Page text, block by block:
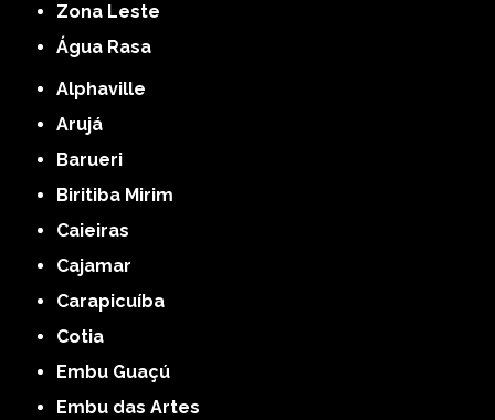
Zona Leste
Água Rasa
Alphaville
Arujá
Barueri
Biritiba Mirim
Caieiras
Cajamar
Carapicuíba
Cotia
Embu Guaçú
Embu das Artes